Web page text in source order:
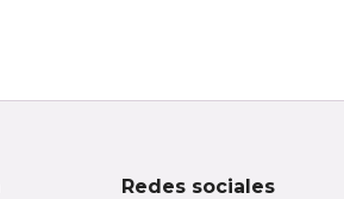
Redes sociales